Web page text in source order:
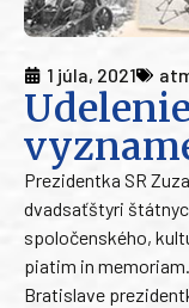
1 júla, 2021
Prezidentka SR
dvadsaťštyri
spoločenského,
piatim in
Bratislave